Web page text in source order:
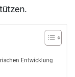
Entwicklung